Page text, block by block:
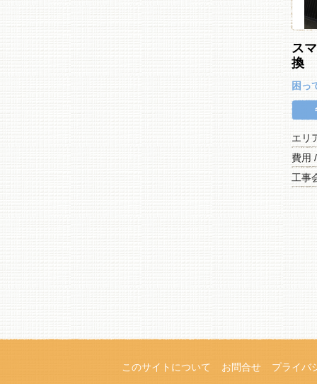
ス
換
困っ
エ
費用
工事
このサイトについて お問合せ プライバ